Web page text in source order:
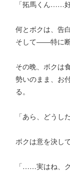
「拓馬くん……
何とボクは、告
そして――特に断
その晩、ボクは
勢いのまま、お
る。
「あら、どう
ボクは意を決し
「……実はね、